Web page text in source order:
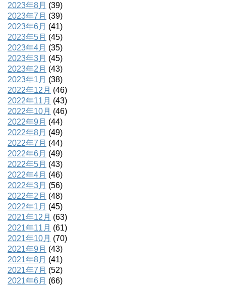
2023年8月 (39)
2023年7月 (39)
2023年6月 (41)
2023年5月 (45)
2023年4月 (35)
2023年3月 (45)
2023年2月 (43)
2023年1月 (38)
2022年12月 (46)
2022年11月 (43)
2022年10月 (46)
2022年9月 (44)
2022年8月 (49)
2022年7月 (44)
2022年6月 (49)
2022年5月 (43)
2022年4月 (46)
2022年3月 (56)
2022年2月 (48)
2022年1月 (45)
2021年12月 (63)
2021年11月 (61)
2021年10月 (70)
2021年9月 (43)
2021年8月 (41)
2021年7月 (52)
2021年6月 (66)